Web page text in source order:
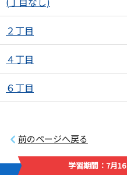
２丁目
４丁目
６丁目
前のページへ戻る
学習期間：7月